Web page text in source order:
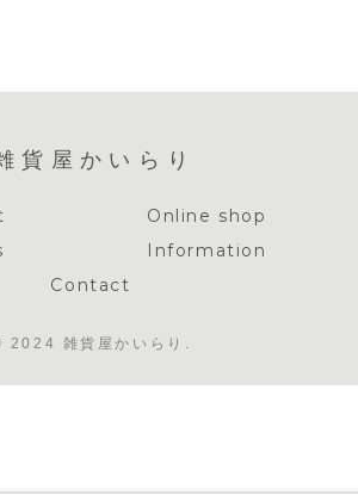
貨屋かいらり
Online shop
Information
Contact
2024 雑貨屋かいらり.